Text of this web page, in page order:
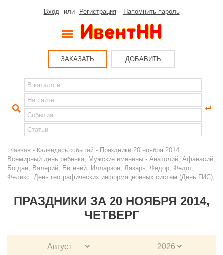
Вход или Регистрация Напомнить пароль
ЗАКАЗАТЬ ДОБАВИТЬ
Главная - Календарь событий - Праздники 20 ноября 2014:
Всемирный день ребенка; Мужские именины - Анатолий, Афанасий,
Богдан, Валерий, Евгений, Илларион, Лазарь, Федор, Федот,
Феликс; День географических информационных систем (День ГИС);
ПРАЗДНИКИ ЗА 20 НОЯБРЯ 2014,
ЧЕТВЕРГ